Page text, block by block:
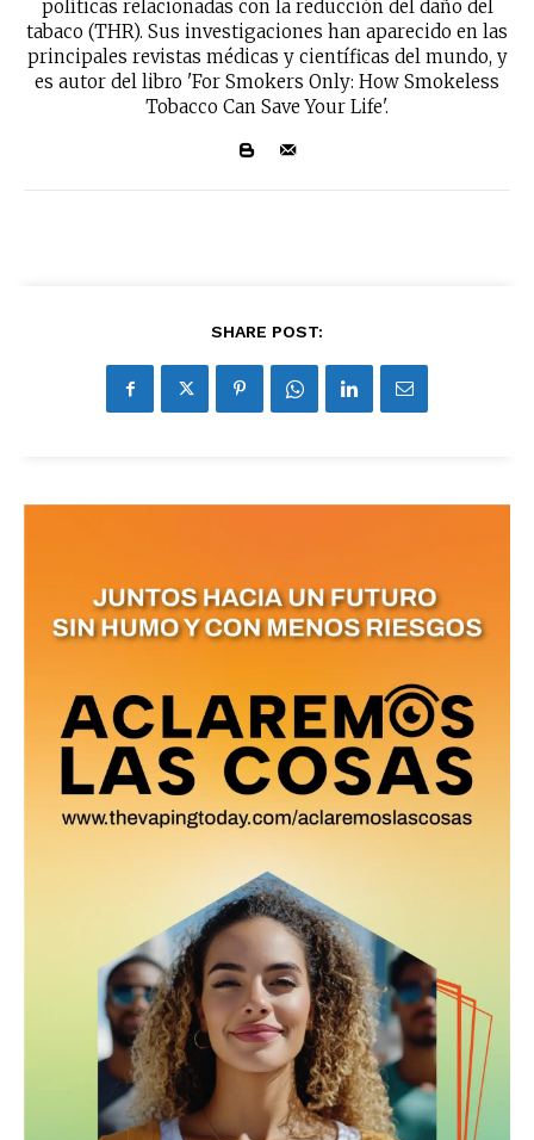
políticas relacionadas con la reducción del daño del
tabaco (THR). Sus investigaciones han aparecido en las
principales revistas médicas y científicas del mundo, y
es autor del libro 'For Smokers Only: How Smokeless
Tobacco Can Save Your Life'.
SHARE POST: